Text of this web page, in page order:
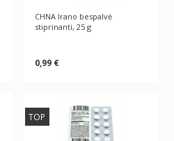
CHNA Irano bespalvė
stiprinanti, 25 g
0,99 €
TOP